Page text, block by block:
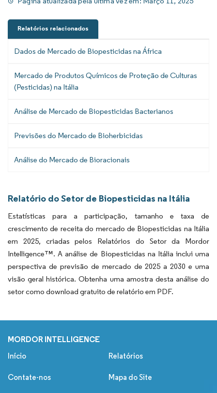
Relatórios relacionados
Dados de Mercado de Biopesticidas na África
Mercado de Produtos Químicos de Proteção de Culturas
(Pesticidas) na Itália
Análise de Mercado de Biopesticidas Bacterianos
Previsões do Mercado de Bioherbicidas
Análise do Mercado de Bioracionais
Relatório do Setor de Biopesticidas na Itália
Estatísticas para a participação, tamanho e taxa de
crescimento de receita do mercado de Biopesticidas na Itália
em 2025, criadas pelos Relatórios do Setor da Mordor
Intelligence™. A análise de Biopesticidas na Itália inclui uma
perspectiva de previsão de mercado de 2025 a 2030 e uma
visão geral histórica. Obtenha uma amostra desta análise do
setor como download gratuito de relatório em PDF.
MORDOR INTELLIGENCE
Início Relatórios
Contate-nos Mapa do Site